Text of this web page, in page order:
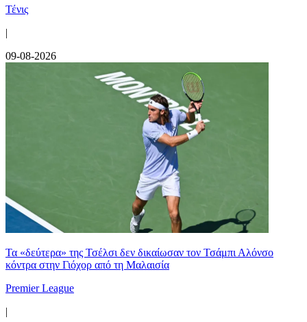
Τένις
|
09-08-2026
Τα «δεύτερα» της Τσέλσι δεν δικαίωσαν τον Τσάμπι Αλόνσο
κόντρα στην Γιόχορ από τη Μαλαισία
Premier League
|